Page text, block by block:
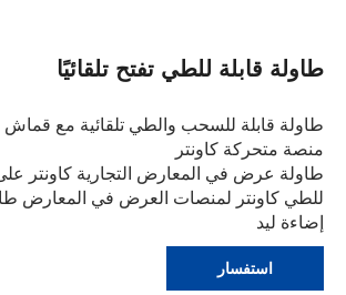
طاولة قابلة للطي تفتح تلقائيًا
طاولة قابلة للسحب والطي تلقائية مع
منصة متحركة كاونتر
طاولة عرض في المعارض التجارية كاونتر
للطي كاونتر لمنصات العرض في المعارض
إضاءة ليد
استفسار